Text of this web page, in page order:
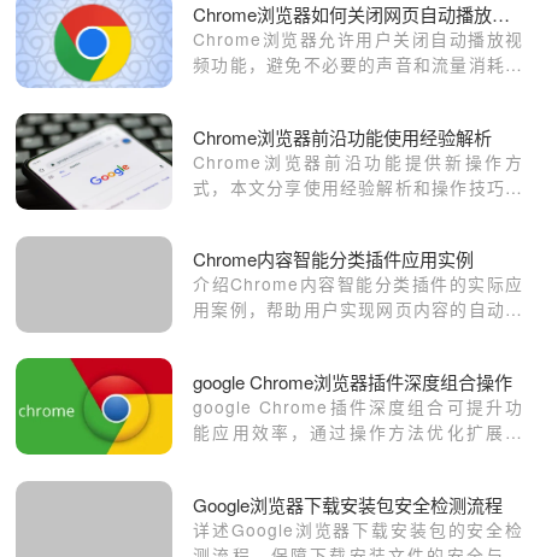
Chrome浏览器如何关闭网页自动播放视频
Chrome浏览器允许用户关闭自动播放视
频功能，避免不必要的声音和流量消耗，
Chrome浏览器前沿功能使用经验解析
Chrome浏览器前沿功能提供新操作方
式，本文分享使用经验解析和操作技巧，
Chrome内容智能分类插件应用实例
介绍Chrome内容智能分类插件的实际应
用案例，帮助用户实现网页内容的自动整
google Chrome浏览器插件深度组合操作
google Chrome插件深度组合可提升功
能应用效率，通过操作方法优化扩展使
Google浏览器下载安装包安全检测流程
详述Google浏览器下载安装包的安全检